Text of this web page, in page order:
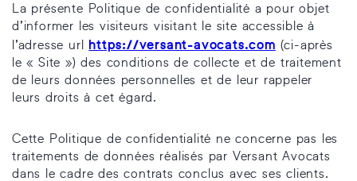
La présente Politique de confidentialité a pour objet
d’informer les visiteurs visitant le site accessible à
l’adresse urlhttps://versant-avocats.com (ci-après
le « Site ») des conditions de collecte et de traitement
de leurs données personnelles et de leur rappeler
leurs droits à cet égard.
Cette Politique de confidentialité ne concerne pas les
traitements de données réalisés par Versant Avocats
dans le cadre des contrats conclus avec ses clients.